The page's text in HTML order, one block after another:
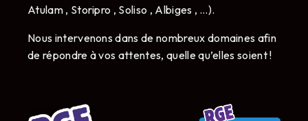
Atulam , Storipro , Soliso , Albiges , …).
Nous intervenons dans de nombreux domaines afin
de répondre à vos attentes, quelle qu’elles soient !